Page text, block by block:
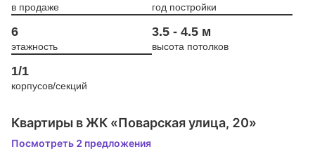
в продаже год постройки
6
этажность
3.5 - 4.5 м
высота потолков
1/1
корпусов/секций
Квартиры в ЖК «Поварская улица, 20»
Посмотреть 2 предложения